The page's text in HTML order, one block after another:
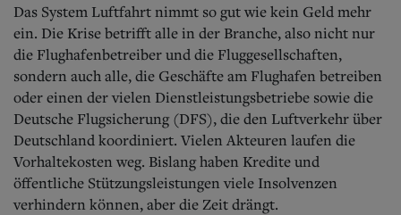
Das System Luftfahrt nimmt so gut wie kein Geld mehr
ein. Die Krise betrifft alle in der Branche, also nicht nur
die Flughafenbetreiber und die Fluggesellschaften,
sondern auch alle, die Geschäfte am Flughafen betreiben
oder einen der vielen Dienstleistungsbetriebe sowie die
Deutsche Flugsicherung (DFS), die den Luftverkehr über
Deutschland koordiniert. Vielen Akteuren laufen die
Vorhaltekosten weg. Bislang haben Kredite und
öffentliche Stützungsleistungen viele Insolvenzen
verhindern können, aber die Zeit drängt.